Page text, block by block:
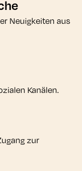
Neuigkeiten aus
Kanälen.
zur